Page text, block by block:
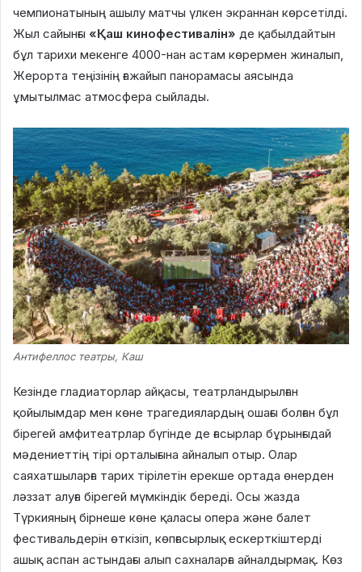
чемпионатының ашылу матчы үлкен экраннан көрсетілді.
Жыл сайынғы «Қаш кинофестивалін» де қабылдайтын
бұл тарихи мекенге 4000-нан астам көрермен жиналып,
Жерорта теңізінің ғажайып панорамасы аясында
ұмытылмас атмосфера сыйлады.
Антифеллос театры, Каш
Кезінде гладиаторлар айқасы, театрландырылған
қойылымдар мен көне трагедиялардың ошағы болған бұл
бірегей амфитеатрлар бүгінде де ғасырлар бұрынғыдай
мәдениеттің тірі орталығына айналып отыр. Олар
саяхатшыларға тарих тірілетін ерекше ортада өнерден
ләззат алуға бірегей мүмкіндік береді. Осы жазда
Түркияның бірнеше көне қаласы опера және балет
фестивальдерін өткізіп, көпғасырлық ескерткіштерді
ашық аспан астындағы алып сахналарға айналдырмақ. Көз